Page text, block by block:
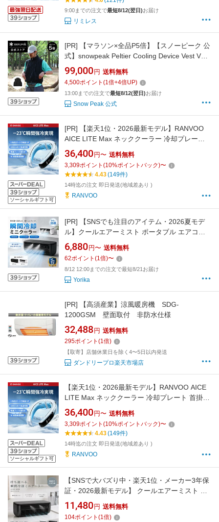
らし 防災 車中泊 キャンプ 犬 猫 ペット可
9:00までの注文で最短8/12(翌日)お届け
リミレス
[PR]
【マラソン×全品P5倍】【スノーピーク 公
式】snowpeak Peltier Cooling Device Vest VT-
26SU008 冷却ベスト ハイブリッド冷却 冷感ユ
ニット 着脱可能 バッテリー収納 多ポケット 軽
量ベスト 日常使い 熱中症対策 作業服
99,000 円 送料無料
4,500ポイント (1 倍+4倍UP)
13:00までの注文で最短8/12(翌日)お届け
Snow Peak 公式
ソーシャルギフト可
[PR]
【楽天1位・2026最新モデル】RANVOO
AICE LITE Max ネッククーラー 冷却プレート
首掛け扇風機 熱中症対策 冷却プレート アイス
ネック ネックエアコン アプリ操作 暑さ対策
6000mAh 急速充電 冬夏兼用 ゴルフ アウトド
ア 通勤 スポーツ 防災 地震対策
36,400 円〜 送料無料
3,309ポイント (10%ポイントバック)〜
4.43(149件)
14時迄の注文 即日発送(地域差あり )
RANVOO
[PR]
【SNSでも注目のアイテム・2026夏モデ
ル】クールエアーミスト ポータブル エアコン
クールエアーミストポータブルクーラー 屋外
ミニエアコン 冷風扇 スポットエアコン 扇風機
卓上冷風機 小型クーラー ミスト機能 車中泊に
持ち運べるエアコン コードレス
6,880 円〜 送料無料
62ポイント (1 倍)〜
8/12 12:00までの注文で最短8/21お届け
Yorika
[PR]
【高須産業】涼風暖房機 SDG-
1200GSM 壁面取付 非防水仕様
32,488 円 送料無料
295ポイント (1 倍)
【取寄】店舗休業日を除く4〜5日以内発送
ダンドリープロ楽天市場店
ソーシャルギフト可
【楽天1位・2026最新モデル】RANVOO AICE
LITE Max ネッククーラー 冷却プレート 首掛け
扇風機 熱中症対策 冷却プレート アイスネック
ネックエアコン アプリ操作 暑さ対策 6000mAh
急速充電 冬夏兼用 ゴルフ アウトドア 通勤 スポ
ーツ 防災 地震対策
36,400 円〜 送料無料
3,309ポイント (10%ポイントバック)〜
4.43(149件)
14時迄の注文 即日発送(地域差あり )
RANVOO
【SNSで大バズり中・楽天1位・メーカー3年保
証・2026最新モデル】 クールエアーミスト ポ
ータブルエアコン ポータブルクーラー 瞬間冷
却ミニクーラー ミニエアコン 持ち運び 充電式
11,480 円 送料無料
104ポイント (1 倍)